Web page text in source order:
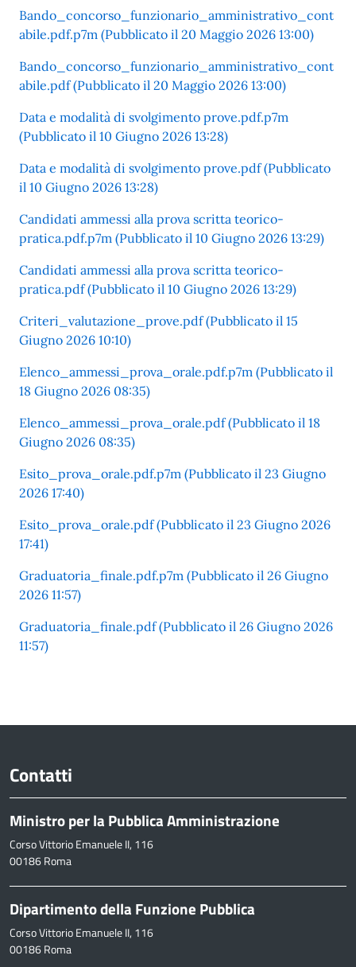
Bando_concorso_funzionario_amministrativo_cont
abile.pdf.p7m (Pubblicato il 20 Maggio 2026 13:00)
Bando_concorso_funzionario_amministrativo_cont
abile.pdf (Pubblicato il 20 Maggio 2026 13:00)
Data e modalità di svolgimento prove.pdf.p7m
(Pubblicato il 10 Giugno 2026 13:28)
Data e modalità di svolgimento prove.pdf (Pubblicato
il 10 Giugno 2026 13:28)
Candidati ammessi alla prova scritta teorico-
pratica.pdf.p7m (Pubblicato il 10 Giugno 2026 13:29)
Candidati ammessi alla prova scritta teorico-
pratica.pdf (Pubblicato il 10 Giugno 2026 13:29)
Criteri_valutazione_prove.pdf (Pubblicato il 15
Giugno 2026 10:10)
Elenco_ammessi_prova_orale.pdf.p7m (Pubblicato il
18 Giugno 2026 08:35)
Elenco_ammessi_prova_orale.pdf (Pubblicato il 18
Giugno 2026 08:35)
Esito_prova_orale.pdf.p7m (Pubblicato il 23 Giugno
2026 17:40)
Esito_prova_orale.pdf (Pubblicato il 23 Giugno 2026
17:41)
Graduatoria_finale.pdf.p7m (Pubblicato il 26 Giugno
2026 11:57)
Graduatoria_finale.pdf (Pubblicato il 26 Giugno 2026
11:57)
Contatti
Ministro per la Pubblica Amministrazione
Corso Vittorio Emanuele II, 116
00186 Roma
Dipartimento della Funzione Pubblica
Corso Vittorio Emanuele II, 116
00186 Roma